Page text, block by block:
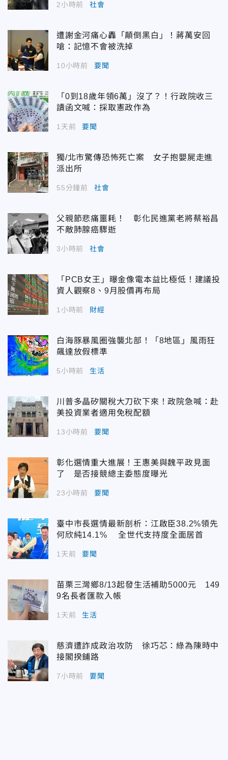
2小時前 社會
遭謝金河痛心轟「顛倒黑白」！蔣萬安回
嗆：記憶不會被洗掉
10小時前 要聞
「0到18歲年領6萬」沒了？！行政院收三
讀函文喊：採取憲政作為
1天前 要聞
獨/北市驚傳恐怖死亡案 女子抱嬰屍走進
派出所
55分鐘前 社會
父親節悲痛噩耗！ 彰化民進黨老將蔡裕昌
不敵肺腺癌驟逝
3小時前 社會
「PCB女王」曝金像電本益比極低！建議投
資人觀察8、9月股價再布局
1小時前 財經
白海豚暴風圈強襲北部！「8地區」風雨狂
飆達放假標準
5小時前 生活
川普多晶矽關稅大刀砍下來！政院急喊：赴
美投資業者適用免稅配額
13小時前 要聞
彰化選情重大進展！王惠美與魏平政見面
了 是否接競總主委態度曝光
23小時前 要聞
臺中市長選情最新剖析：江啟臣38.2%領先
何欣純14.1% 全世代支持度全面居首
1天前 要聞
苗栗三灣鄉8/13起發生活補助5000元 149
9名長者匯款入帳
1天前 生活
慈濟遭詐成政治攻防 徐巧芯：綠為陳時中
接閣揆鋪路
7小時前 要聞